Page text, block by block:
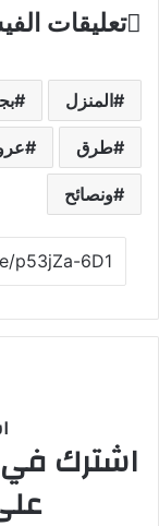
تعليقات
المنزل
طرق
ونصائح
اشترك في